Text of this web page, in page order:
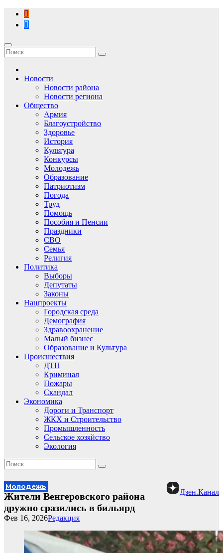
Перейти
содержимому
Новости
Новости района
Новости региона
Общество
Армия
Благоустройство
Здоровье
История
Культура
Конкурсы
Молодежь
Образование
Патриотизм
Погода
Труд
Помощь
Пособия и Пенсии
Праздники
СВО
Семья
Религия
Политика
Выборы
Депутаты
Законы
Нацпроекты
Городская среда
Демография
Здравоохранение
Малый бизнес
Образование и Культура
Происшествия
ДТП
Криминал
Пожары
Скандал
Экономика
Дороги и Транспорт
ЖКХ и Строительство
Промышленность
Сельское хозяйство
Экология
Молодежь
Дзен.Канал
Жители Венгеровского района
дружно сразились в бильярд
Редакция
Фев 16, 2026